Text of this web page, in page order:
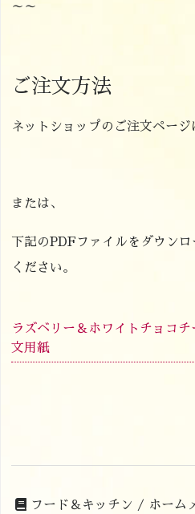
～～
ご注文方法
ネットショップのご注文ページ
または、
下記のPDFファイルをダウン
ください。
ラズベリー＆ホワイトチョコ
文用紙
フード＆キッチン / ホーム